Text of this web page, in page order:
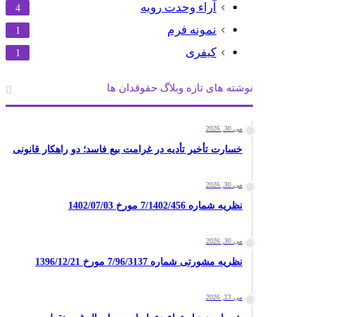
آراء وحدت رویه 4
نمونه فرم 1
کیفری 1
نوشته های تازه وبلاگ حقوقدان ها
می 30, 2026
خسارت تأخیر تأدیه در غرامت بیع فاسد؛ دو راهکار قانونی
می 30, 2026
نظریه شماره 7/1402/456 مورخ 1402/07/03
می 30, 2026
نظریه مشورتی شماره 7/96/3137 مورخ 1396/12/21
می 23, 2026